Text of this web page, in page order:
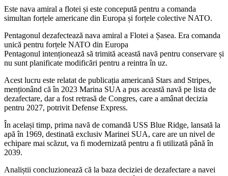
Este nava amiral a flotei și este concepută pentru a comanda
simultan forțele americane din Europa și forțele colective NATO.
Pentagonul dezafectează nava amiral a Flotei a Șasea. Era comanda
unică pentru forțele NATO din Europa
Pentagonul intenționează să trimită această navă pentru conservare și
nu sunt planificate modificări pentru a reintra în uz.
Acest lucru este relatat de publicația americană Stars and Stripes,
menționând că în 2023 Marina SUA a pus această navă pe lista de
dezafectare, dar a fost retrasă de Congres, care a amânat decizia
pentru 2027, potrivit Defense Express.
În același timp, prima navă de comandă USS Blue Ridge, lansată la
apă în 1969, destinată exclusiv Marinei SUA, care are un nivel de
echipare mai scăzut, va fi modernizată pentru a fi utilizată până în
2039.
Analiștii concluzionează că la baza deciziei de dezafectare a navei